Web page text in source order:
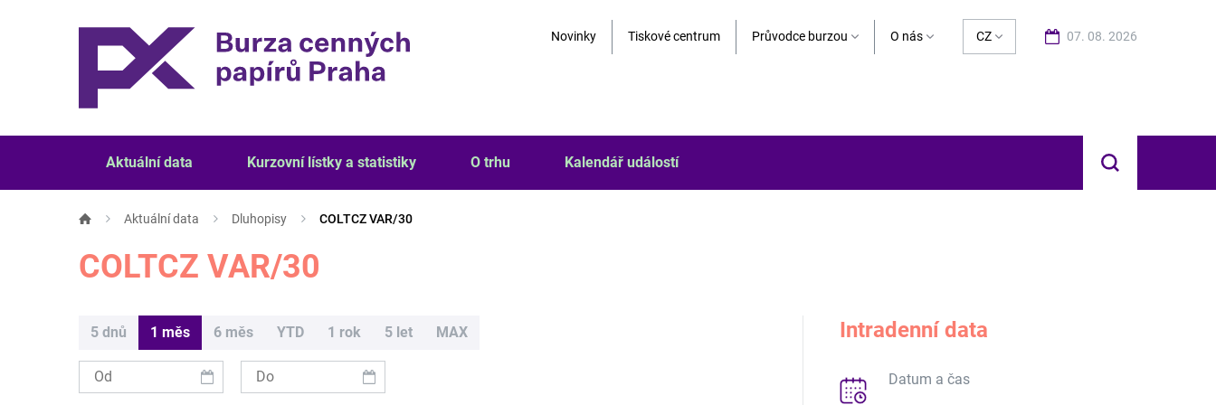
Novinky Tiskové centrum Průvodce burzou O nás CZ 07. 08. 2026
Aktuální data Kurzovní lístky a statistiky O trhu Kalendář událostí
Aktuální data Dluhopisy COLTCZ VAR/30
COLTCZ VAR/30
5 dnů 1 měs 6 měs YTD 1 rok 5 let MAX Intradenní data
Datum a čas